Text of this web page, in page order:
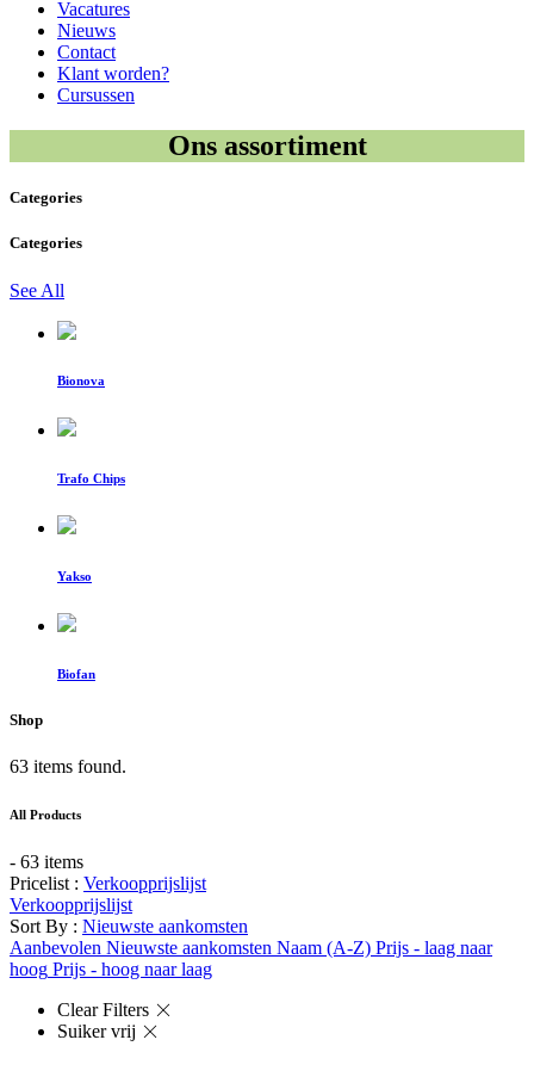
Vacatures
Nieuws
Contact
Klant worden?
Cursussen
Ons assortiment
Categories
Categories
See All
Bionova
Trafo Chips
Yakso
Biofan
Shop
63 items found.
All Products
- 63 items
Pricelist : Verkoopprijslijst
Verkoopprijslijst
Sort By : Nieuwste aankomsten
Aanbevolen Nieuwste aankomsten Naam (A-Z) Prijs - laag naar
hoog Prijs - hoog naar laag
Clear Filters
Suiker vrij